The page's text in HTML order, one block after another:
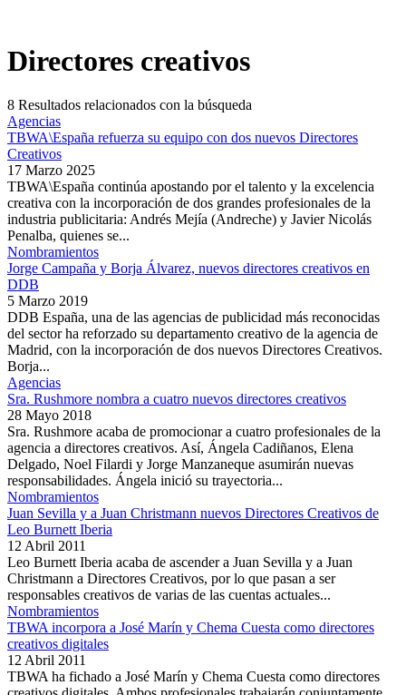
Directores creativos
8 Resultados relacionados con la búsqueda
Agencias
TBWA\España refuerza su equipo con dos nuevos Directores
Creativos
17 Marzo 2025
TBWA\España continúa apostando por el talento y la excelencia
creativa con la incorporación de dos grandes profesionales de la
industria publicitaria: Andrés Mejía (Andreche) y Javier Nicolás
Penalba, quienes se...
Nombramientos
Jorge Campaña y Borja Álvarez, nuevos directores creativos en
DDB
5 Marzo 2019
DDB España, una de las agencias de publicidad más reconocidas
del sector ha reforzado su departamento creativo de la agencia de
Madrid, con la incorporación de dos nuevos Directores Creativos.
Borja...
Agencias
Sra. Rushmore nombra a cuatro nuevos directores creativos
28 Mayo 2018
Sra. Rushmore acaba de promocionar a cuatro profesionales de la
agencia a directores creativos. Así, Ángela Cadiñanos, Elena
Delgado, Noel Filardi y Jorge Manzaneque asumirán nuevas
responsabilidades. Ángela inició su trayectoria...
Nombramientos
Juan Sevilla y a Juan Christmann nuevos Directores Creativos de
Leo Burnett Iberia
12 Abril 2011
Leo Burnett Iberia acaba de ascender a Juan Sevilla y a Juan
Christmann a Directores Creativos, por lo que pasan a ser
responsables creativos de varias de las cuentas actuales...
Nombramientos
TBWA incorpora a José Marín y Chema Cuesta como directores
creativos digitales
12 Abril 2011
TBWA ha fichado a José Marín y Chema Cuesta como directores